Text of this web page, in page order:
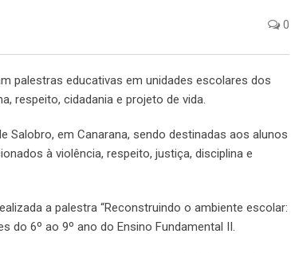
0
palestras educativas em unidades escolares dos
respeito, cidadania e projeto de vida.
Salobro, em Canarana, sendo destinadas aos alunos
à violência, respeito, justiça, disciplina e
a palestra “Reconstruindo o ambiente escolar:
do 6º ao 9º ano do Ensino Fundamental II.